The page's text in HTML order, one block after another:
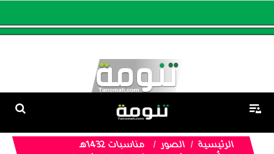
الرئيسية الصور
مناسبات 1432هـ